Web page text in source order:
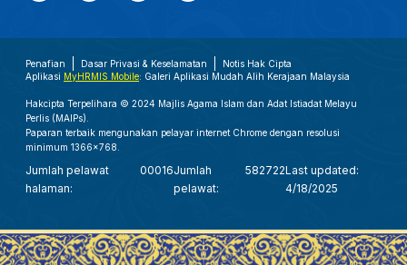
Penafian Dasar Privasi & Keselamatan
Notis Hak Cipta
Aplikasi MyHRMIS Mobile: Galeri Aplikasi Mudah Alih Kerajaan Malaysia
Hakcipta Terpelihara © 2024 Majlis Agama Islam dan Adat Istiadat Melayu
Perlis (MAIPs).
Paparan terbaik mengunakan pelayar internet Chrome dengan resolusi
minimum 1366x768.
Jumlah pelawat
halaman:
00016Jumlah
pelawat:
582722Last updated:
4/18/2025